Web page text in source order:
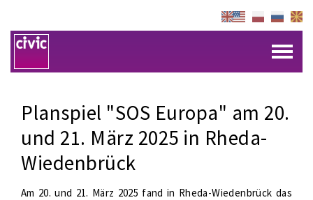
Planspiel "SOS Europa" am 20.
und 21. März 2025 in Rheda-
Wiedenbrück
Am 20. und 21. März 2025 fand in Rheda-Wiedenbrück das